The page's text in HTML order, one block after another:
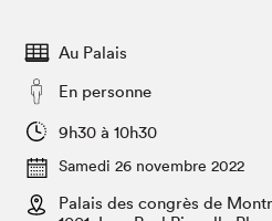
Espace médias
Espace exposant⋅e⋅s
Club de lecture
Nous connaître
Projets partenaires 2022
Archives
Au Palais
En personne
9h30 à 10h30
Samedi 26 novembre 2022
Palais des congrès de